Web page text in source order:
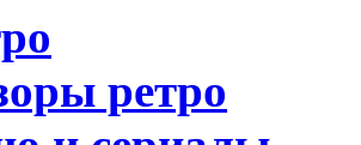
ретро